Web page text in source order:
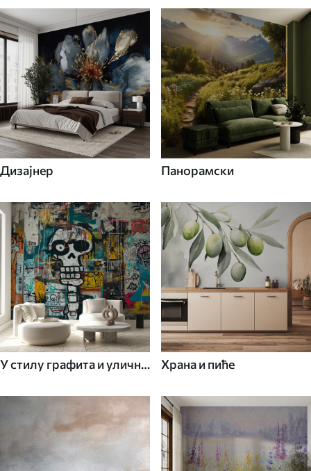
Дизајнер Панорамски
У стилу графита и уличне
Храна и пиће